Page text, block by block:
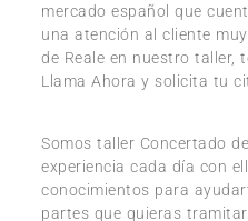
mercado español que
una atención al cliente
de Reale en nuestro taller,
Llama Ahora y solicita tu
Somos taller Concertado
experiencia cada día con
conocimientos para
partes que quieras